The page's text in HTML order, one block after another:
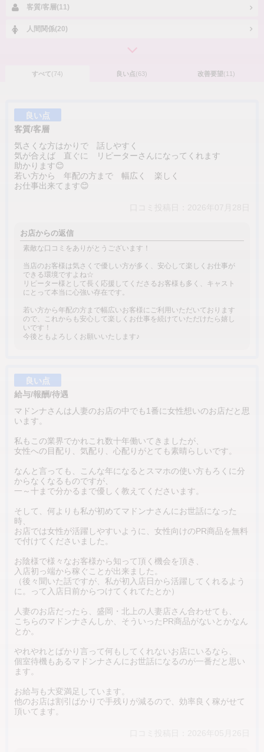
客質/客層(11)
人間関係(20)
すべて(74) 良い点(63) 改善要望(11)
良い点
客質/客層
気さくな方はかりで 話しやすく
気が合えば 直ぐに リピーターさんになってくれます
助かります😊
若い方から 年配の方まで 幅広く 楽しく
お仕事出来てます😊
お店からの返信
素敵な口コミをありがとうございます！
当店のお客様は気さくで優しい方が多く、安心して楽しくお仕事が
できる環境ですよね☆
リピーター様として長く応援してくださるお客様も多く、キャスト
にとって本当に心強い存在です。
若い方から年配の方まで幅広いお客様にご利用いただいております
ので、これからも安心して楽しくお仕事を続けていただけたら嬉し
いです！
今後ともよろしくお願いいたします♪
良い点
給与/報酬/待遇
マドンナさんは人妻のお店の中でも1番に女性想いのお店だと思
います。
私もこの業界でかれこれ数十年働いてきましたが、
女性への目配り、気配り、心配りがとても素晴らしいです。
なんと言っても、こんな年になるとスマホの使い方もろくに分
からなくなるものですが、
一～十まで分かるまで優しく教えてくださいます。
そして、何よりも私が初めてマドンナさんにお世話になった
時、
お店では女性が活躍しやすいように、女性向けのPR商品を無料
で付けてくださいました。
お陰様で様々なお客様から知って頂く機会を頂き、
入店初っ端から稼ぐことが出来ました。
（後々聞いた話ですが、私が初入店日から活躍してくれるよう
に。って入店日前からつけてくれてたとか）
人妻のお店だったら、盛岡・北上の人妻店さん合わせても、
こちらのマドンナさんしか、そういったPR商品がないとかなん
とか。
やれやれとばかり言って何もしてくれないお店にいるなら、
個室待機もあるマドンナさんにお世話になるのが一番だと思い
ます。
お給与も大変満足しています。
他のお店は割引ばかりで手残りが減るので、効率良く稼がせて
頂いてます。